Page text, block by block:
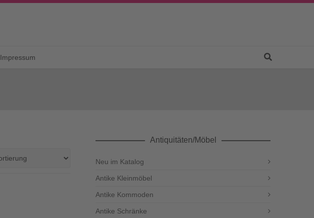
Impressum
Antiquitäten/Möbel
Neu im Katalog
Antike Kleinmöbel
Antike Kommoden
Antike Schränke